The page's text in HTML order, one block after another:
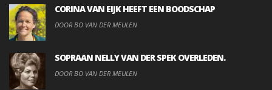
CORINA VAN EIJK HEEFT EEN BOODSCHAP
DOOR BO VAN DER MEULEN
SOPRAAN NELLY VAN DER SPEK OVERLEDEN.
DOOR BO VAN DER MEULEN